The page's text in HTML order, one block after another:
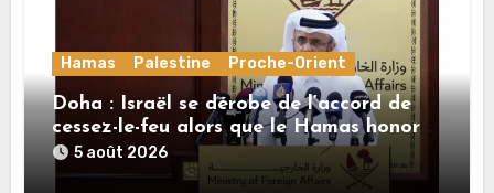
Hamas Palestine Proche-Orient
Doha : Israël se dérobe de l’accord de
cessez-le-feu alors que le Hamas honore
ses engagements
5 août 2026